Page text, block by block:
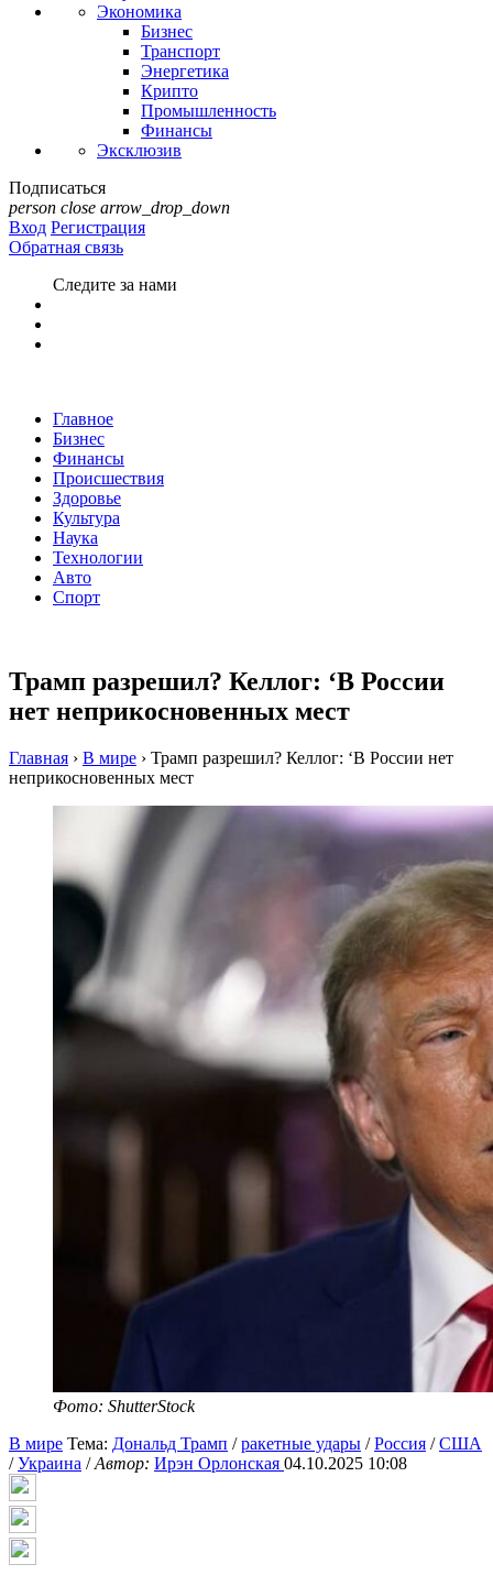
Экономика
Бизнес
Транспорт
Энергетика
Крипто
Промышленность
Финансы
Эксклюзив
Подписаться
person close arrow_drop_down
Вход Регистрация
Обратная связь
Следите за нами
Главное
Бизнес
Финансы
Происшествия
Здоровье
Культура
Наука
Технологии
Авто
Спорт
Трамп разрешил? Келлог: ‘В России
нет неприкосновенных мест
Главная › В мире › Трамп разрешил? Келлог: ‘В России нет
неприкосновенных мест
Фото: ShutterStock
В мире Тема: Дональд Трамп /ракетные удары /Россия /США
/Украина /Автор: Ирэн Орлонская 04.10.2025 10:08